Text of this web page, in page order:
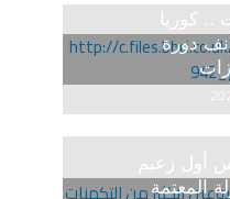
.. كوريا
دورة
أول زعيم
المعتمة